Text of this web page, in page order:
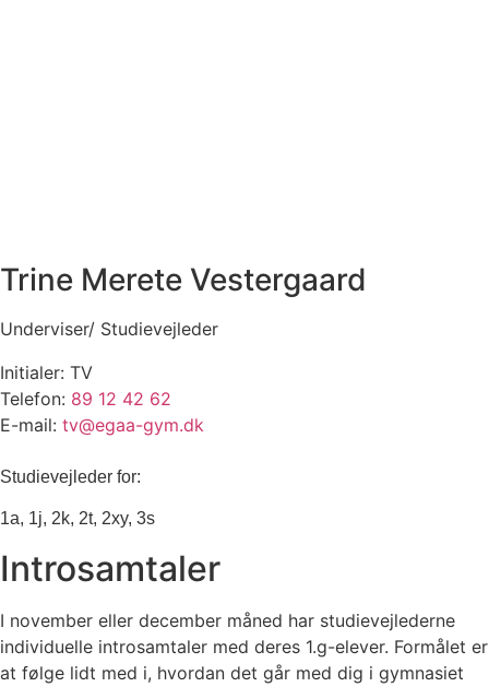
Trine Merete Vestergaard
Underviser/ Studievejleder
Initialer: TV
Telefon: 89 12 42 62
E-mail: tv@egaa-gym.dk
Studievejleder for:
1a, 1j, 2k, 2t, 2xy, 3s
Introsamtaler
I november eller december måned har studievejlederne
individuelle introsamtaler med deres 1.g-elever. Formålet er
at følge lidt med i, hvordan det går med dig i gymnasiet